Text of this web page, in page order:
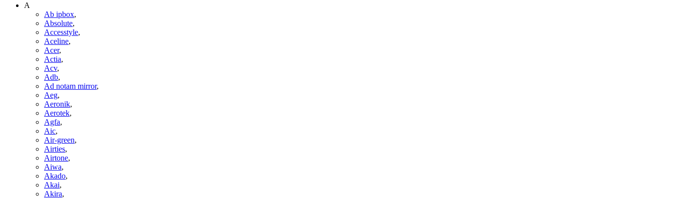
A
Ab ipbox,
Absolute,
Accesstyle,
Aceline,
Acer,
Actia,
Acv,
Adb,
Ad notam mirror,
Aeg,
Aeronik,
Aerotek,
Agfa,
Aic,
Air-green,
Airties,
Airtone,
Aiwa,
Akado,
Akai,
Akira,